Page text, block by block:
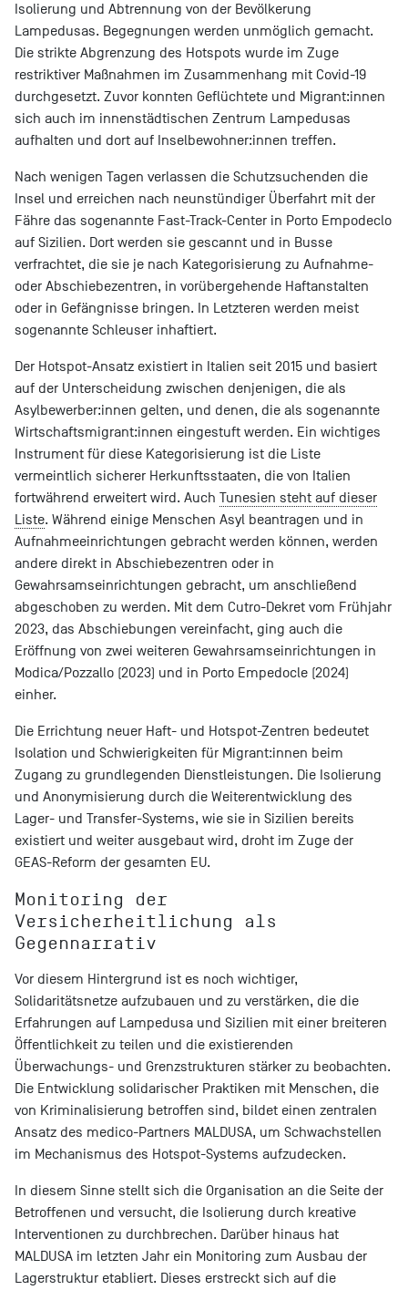
Isolierung und Abtrennung von der Bevölkerung
Lampedusas. Begegnungen werden unmöglich gemacht.
Die strikte Abgrenzung des Hotspots wurde im Zuge
restriktiver Maßnahmen im Zusammenhang mit Covid-19
durchgesetzt. Zuvor konnten Geflüchtete und Migrant:innen
sich auch im innenstädtischen Zentrum Lampedusas
aufhalten und dort auf Inselbewohner:innen treffen.
Nach wenigen Tagen verlassen die Schutzsuchenden die
Insel und erreichen nach neunstündiger Überfahrt mit der
Fähre das sogenannte Fast-Track-Center in Porto Empodeclo
auf Sizilien. Dort werden sie gescannt und in Busse
verfrachtet, die sie je nach Kategorisierung zu Aufnahme-
oder Abschiebezentren, in vorübergehende Haftanstalten
oder in Gefängnisse bringen. In Letzteren werden meist
sogenannte Schleuser inhaftiert.
Der Hotspot-Ansatz existiert in Italien seit 2015 und basiert
auf der Unterscheidung zwischen denjenigen, die als
Asylbewerber:innen gelten, und denen, die als sogenannte
Wirtschaftsmigrant:innen eingestuft werden. Ein wichtiges
Instrument für diese Kategorisierung ist die Liste
vermeintlich sicherer Herkunftsstaaten, die von Italien
fortwährend erweitert wird. Auch Tunesien steht auf dieser
Liste. Während einige Menschen Asyl beantragen und in
Aufnahmeeinrichtungen gebracht werden können, werden
andere direkt in Abschiebezentren oder in
Gewahrsamseinrichtungen gebracht, um anschließend
abgeschoben zu werden. Mit dem Cutro-Dekret vom Frühjahr
2023, das Abschiebungen vereinfacht, ging auch die
Eröffnung von zwei weiteren Gewahrsamseinrichtungen in
Modica/Pozzallo (2023) und in Porto Empedocle (2024)
einher.
Die Errichtung neuer Haft- und Hotspot-Zentren bedeutet
Isolation und Schwierigkeiten für Migrant:innen beim
Zugang zu grundlegenden Dienstleistungen. Die Isolierung
und Anonymisierung durch die Weiterentwicklung des
Lager- und Transfer-Systems, wie sie in Sizilien bereits
existiert und weiter ausgebaut wird, droht im Zuge der
GEAS-Reform der gesamten EU.
Monitoring der
Versicherheitlichung als
Gegennarrativ
Vor diesem Hintergrund ist es noch wichtiger,
Solidaritätsnetze aufzubauen und zu verstärken, die die
Erfahrungen auf Lampedusa und Sizilien mit einer breiteren
Öffentlichkeit zu teilen und die existierenden
Überwachungs- und Grenzstrukturen stärker zu beobachten.
Die Entwicklung solidarischer Praktiken mit Menschen, die
von Kriminalisierung betroffen sind, bildet einen zentralen
Ansatz des medico-Partners MALDUSA, um Schwachstellen
im Mechanismus des Hotspot-Systems aufzudecken.
In diesem Sinne stellt sich die Organisation an die Seite der
Betroffenen und versucht, die Isolierung durch kreative
Interventionen zu durchbrechen. Darüber hinaus hat
MALDUSA im letzten Jahr ein Monitoring zum Ausbau der
Lagerstruktur etabliert. Dieses erstreckt sich auf die